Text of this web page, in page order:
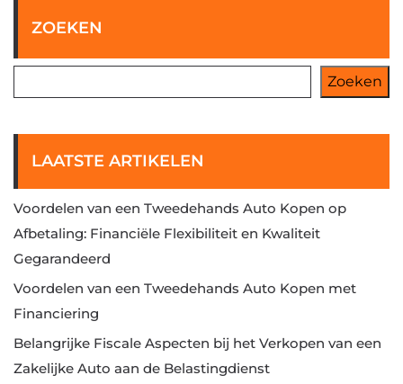
ZOEKEN
Zoeken
LAATSTE ARTIKELEN
Voordelen van een Tweedehands Auto Kopen op
Afbetaling: Financiële Flexibiliteit en Kwaliteit
Gegarandeerd
Voordelen van een Tweedehands Auto Kopen met
Financiering
Belangrijke Fiscale Aspecten bij het Verkopen van een
Zakelijke Auto aan de Belastingdienst